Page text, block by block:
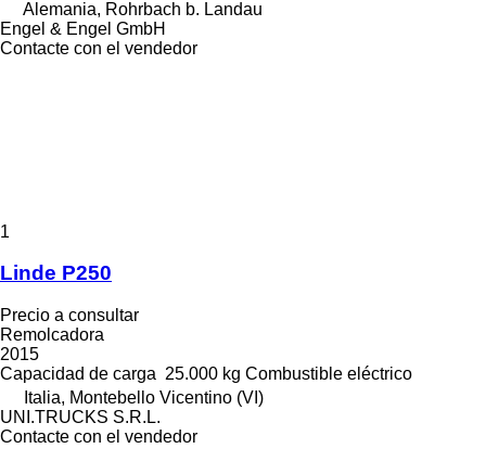
Alemania, Rohrbach b. Landau
Engel & Engel GmbH
Contacte con el vendedor
1
Linde P250
Precio a consultar
Remolcadora
2015
Capacidad de carga 25.000 kg Combustible eléctrico
Italia, Montebello Vicentino (VI)
UNI.TRUCKS S.R.L.
Contacte con el vendedor